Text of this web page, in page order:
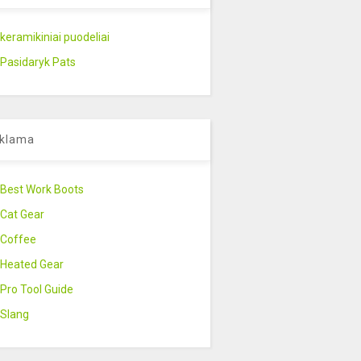
keramikiniai puodeliai
Pasidaryk Pats
Best Work Boots
Cat Gear
Coffee
Heated Gear
Pro Tool Guide
Slang